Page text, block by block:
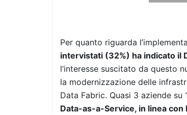
Per quanto riguarda
intervistati (32%) ha indicato il
l’interesse suscitato da questo
la modernizzazione delle
Data Fabric. Quasi 3 aziende
Data-as-a-Service, in linea